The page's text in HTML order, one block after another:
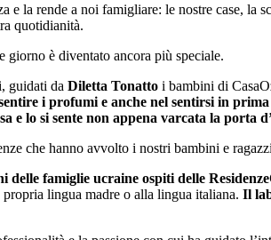
e la rende a noi famigliare: le nostre case,
quotidianità.
giorno è diventato ancora più speciale.
guidati da Diletta Tonatto i bambini di
i profumi e anche nel sentirsi in
e lo si sente non appena varcata la porta
che hanno avvolto i nostri bambini e
delle famiglie ucraine ospiti delle
propria lingua madre o alla lingua italiana. Il